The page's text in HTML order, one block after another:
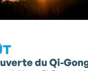
du Qi-